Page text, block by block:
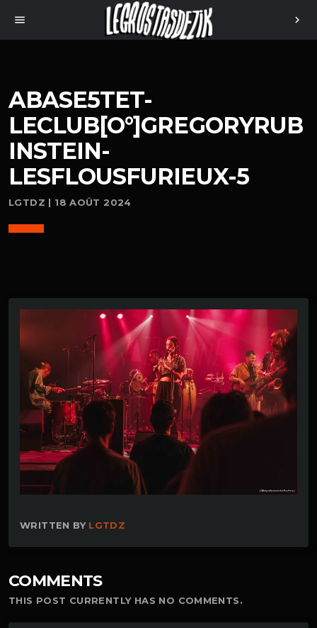
menu chevron_right
ABASE5TET-
LECLUB[O°]GREGORYRUB
INSTEIN-
LESFLOUSFURIEUX-5
LGTDZ | 18 AOÛT 2024
WRITTEN BY LGTDZ
COMMENTS
THIS POST CURRENTLY HAS NO COMMENTS.